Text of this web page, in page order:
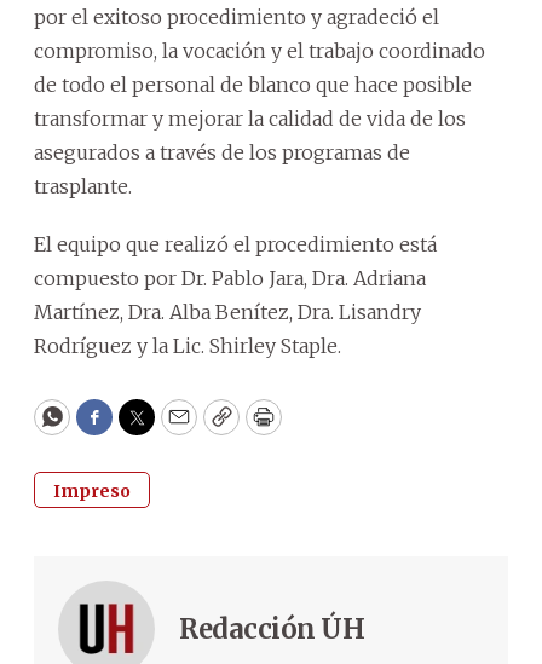
por el exitoso procedimiento y agradeció el
compromiso, la vocación y el trabajo coordinado
de todo el personal de blanco que hace posible
transformar y mejorar la calidad de vida de los
asegurados a través de los programas de
trasplante.
El equipo que realizó el procedimiento está
compuesto por Dr. Pablo Jara, Dra. Adriana
Martínez, Dra. Alba Benítez, Dra. Lisandry
Rodríguez y la Lic. Shirley Staple.
WhatsApp
Facebook
Twitter
EmailCopyPrint
Impreso
Redacción ÚH